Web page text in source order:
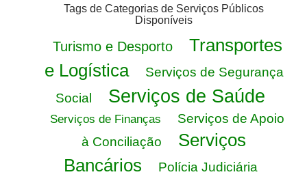
Tags de Categorias de Serviços Públicos
Disponíveis
Turismo e Desporto
Transportes
e Logística
Serviços de Segurança
Social
Serviços de Saúde
Serviços de Finanças
Serviços de Apoio
à Conciliação
Serviços
Bancários
Polícia Judiciária